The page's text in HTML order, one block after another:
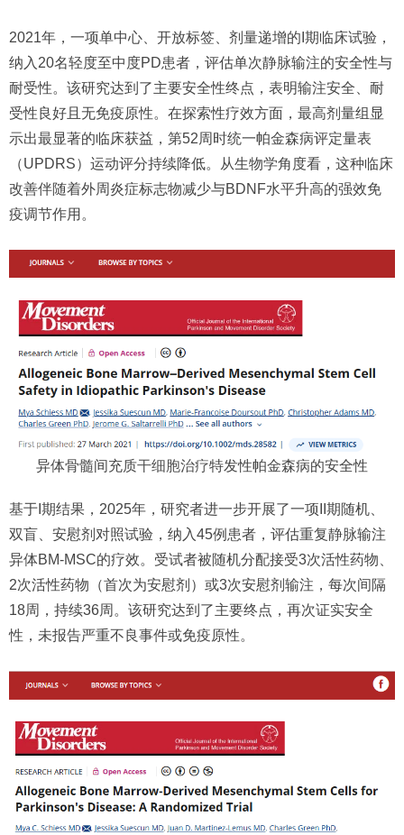
2021年，一项单中心、开放标签、剂量递增的I期临床试验，
纳入20名轻度至中度PD患者，评估单次静脉输注的安全性与
耐受性。该研究达到了主要安全性终点，表明输注安全、耐
受性良好且无免疫原性。在探索性疗效方面，最高剂量组显
示出最显著的临床获益，第52周时统一帕金森病评定量表
（UPDRS）运动评分持续降低。从生物学角度看，这种临床
改善伴随着外周炎症标志物减少与BDNF水平升高的强效免
疫调节作用。
异体骨髓间充质干细胞治疗特发性帕金森病的安全性
基于I期结果，2025年，研究者进一步开展了一项II期随机、
双盲、安慰剂对照试验，纳入45例患者，评估重复静脉输注
异体BM-MSC的疗效。受试者被随机分配接受3次活性药物、
2次活性药物（首次为安慰剂）或3次安慰剂输注，每次间隔
18周，持续36周。该研究达到了主要终点，再次证实安全
性，未报告严重不良事件或免疫原性。